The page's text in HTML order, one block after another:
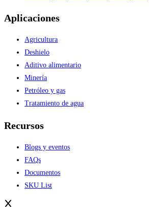
Aplicaciones
Agricultura
Deshielo
Aditivo alimentario
Minería
Petróleo y gas
Tratamiento de agua
Recursos
Blogs y eventos
FAQs
Documentos
SKU List